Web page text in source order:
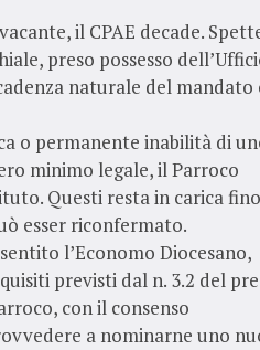
il CPAE decade.
preso possesso
naturale del mandato
o permanente inabilità di
minimo legale, il Parroco
Questi resta in carica
esser riconfermato.
l’Economo Diocesano,
previsti dal n. 3.2 del
con il consenso
a nominarne uno